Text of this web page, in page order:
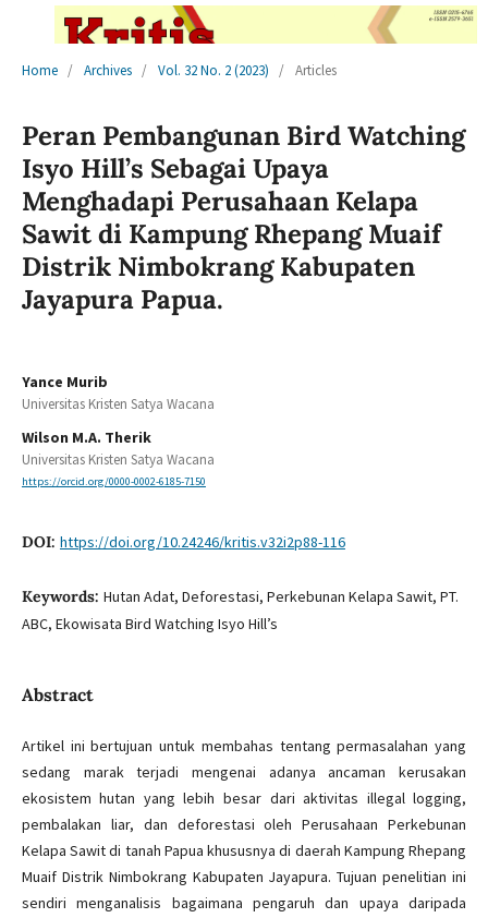
Home / Archives / Vol. 32 No. 2 (2023) / Articles
Peran Pembangunan Bird Watching
Isyo Hill’s Sebagai Upaya
Menghadapi Perusahaan Kelapa
Sawit di Kampung Rhepang Muaif
Distrik Nimbokrang Kabupaten
Jayapura Papua.
Yance Murib
Universitas Kristen Satya Wacana
Wilson M.A. Therik
Universitas Kristen Satya Wacana
https://orcid.org/0000-0002-6185-7150
DOI: https://doi.org/10.24246/kritis.v32i2p88-116
Keywords: Hutan Adat, Deforestasi, Perkebunan Kelapa Sawit, PT.
ABC, Ekowisata Bird Watching Isyo Hill’s
Abstract
Artikel ini bertujuan untuk membahas tentang permasalahan yang
sedang marak terjadi mengenai adanya ancaman kerusakan
ekosistem hutan yang lebih besar dari aktivitas illegal logging,
pembalakan liar, dan deforestasi oleh Perusahaan Perkebunan
Kelapa Sawit di tanah Papua khususnya di daerah Kampung Rhepang
Muaif Distrik Nimbokrang Kabupaten Jayapura. Tujuan penelitian ini
sendiri menganalisis bagaimana pengaruh dan upaya daripada